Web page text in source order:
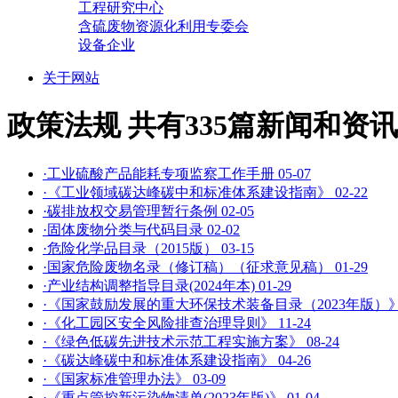
工程研究中心
含硫废物资源化利用专委会
设备企业
关于网站
政策法规共有335篇新闻和资讯
·工业硫酸产品能耗专项监察工作手册 05-07
·《工业领域碳达峰碳中和标准体系建设指南》 02-22
·碳排放权交易管理暂行条例 02-05
·固体废物分类与代码目录 02-02
·危险化学品目录（2015版） 03-15
·国家危险废物名录（修订稿）（征求意见稿） 01-29
·产业结构调整指导目录(2024年本) 01-29
·《国家鼓励发展的重大环保技术装备目录（2023年版）》
·《化工园区安全风险排查治理导则》 11-24
·《绿色低碳先进技术示范工程实施方案》 08-24
·《碳达峰碳中和标准体系建设指南》 04-26
·《国家标准管理办法》 03-09